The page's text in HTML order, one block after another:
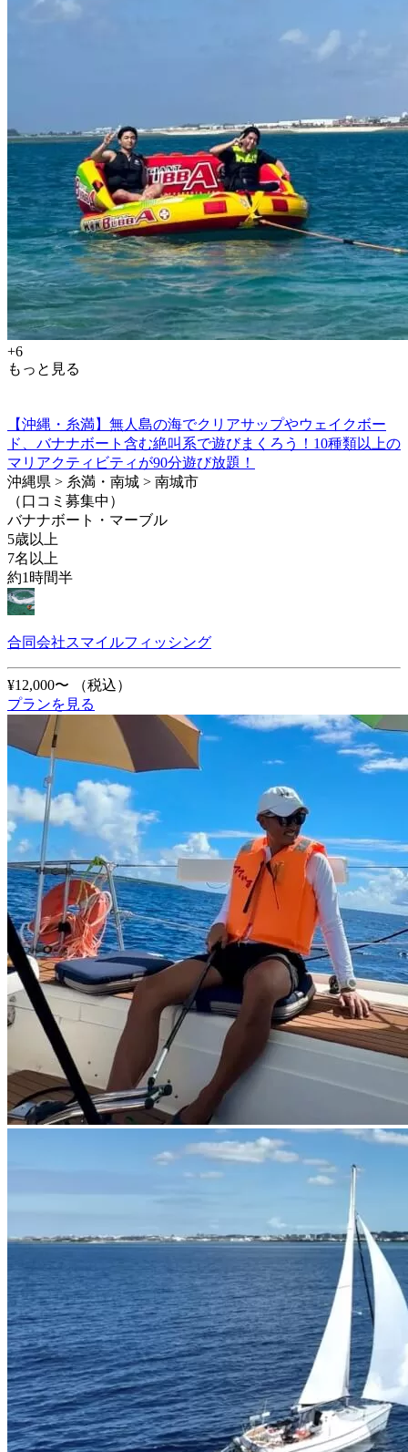
+6
もっと見る
【沖縄・糸満】無人島の海でクリアサップやウェイクボー
ド、バナナボート含む絶叫系で遊びまくろう！10種類以上の
マリアクティビティが90分遊び放題！
沖縄県 > 糸満・南城 > 南城市
（口コミ募集中）
バナナボート・マーブル
5歳以上
7名以上
約1時間半
合同会社スマイルフィッシング
¥12,000〜
（税込）
プランを見る